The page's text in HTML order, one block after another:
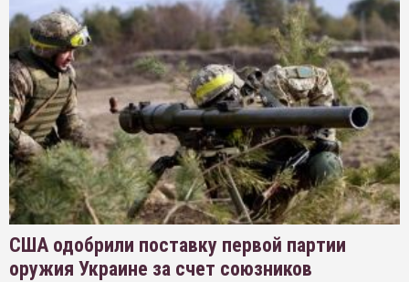
США одобрили поставку первой партии
оружия Украине за счет союзников